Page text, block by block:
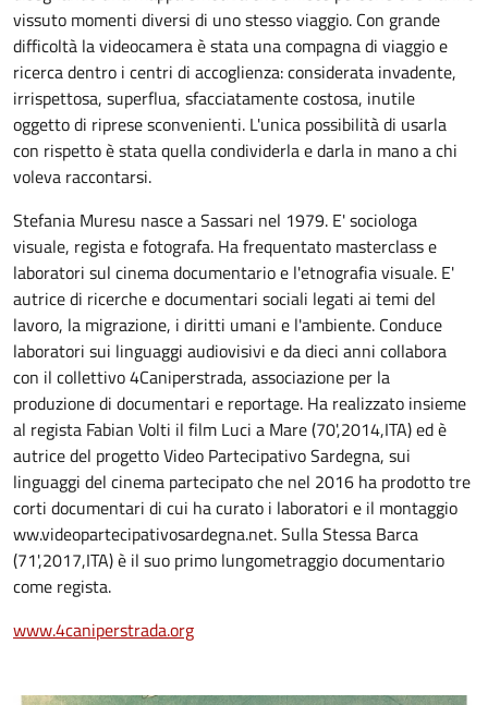
vissuto momenti diversi di uno stesso viaggio. Con grande
difficoltà la videocamera è stata una compagna di viaggio e
ricerca dentro i centri di accoglienza: considerata invadente,
irrispettosa, superflua, sfacciatamente costosa, inutile
oggetto di riprese sconvenienti. L'unica possibilità di usarla
con rispetto è stata quella condividerla e darla in mano a chi
voleva raccontarsi.
Stefania Muresu nasce a Sassari nel 1979. E' sociologa
visuale, regista e fotografa. Ha frequentato masterclass e
laboratori sul cinema documentario e l'etnografia visuale. E'
autrice di ricerche e documentari sociali legati ai temi del
lavoro, la migrazione, i diritti umani e l'ambiente. Conduce
laboratori sui linguaggi audiovisivi e da dieci anni collabora
con il collettivo 4Caniperstrada, associazione per la
produzione di documentari e reportage. Ha realizzato insieme
al regista Fabian Volti il film Luci a Mare (70',2014,ITA) ed è
autrice del progetto Video Partecipativo Sardegna, sui
linguaggi del cinema partecipato che nel 2016 ha prodotto tre
corti documentari di cui ha curato i laboratori e il montaggio
ww.videopartecipativosardegna.net. Sulla Stessa Barca
(71',2017,ITA) è il suo primo lungometraggio documentario
come regista.
www.4caniperstrada.org